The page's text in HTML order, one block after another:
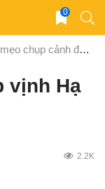
0
chụp cảnh đẹp vịnh Hạ Long
vịnh Hạ
2.2K